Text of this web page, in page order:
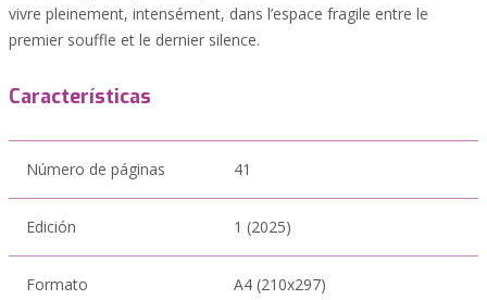
vivre pleinement, intensément, dans l’espace fragile entre le
premier souffle et le dernier silence.
Características
Número de páginas 41
Edición 1 (2025)
Formato A4 (210x297)